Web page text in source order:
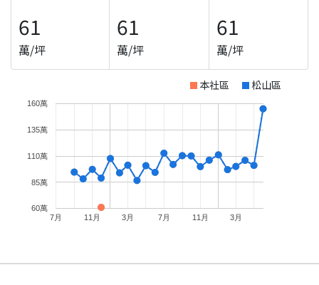
61
萬/坪
61
萬/坪
61
萬/坪
本社區 松山區
7月 11月 3月 7月 11月 3月
60萬
85萬
110萬
135萬
160萬